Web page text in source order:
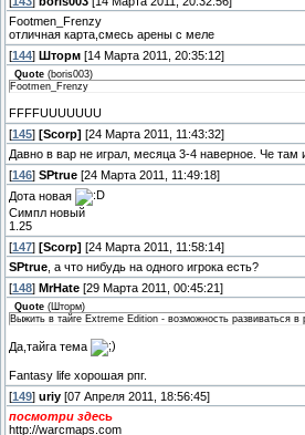
Footmen_Frenzy
отличная карта,смесь арены с меле
[144] Шторм [14 Марта 2011, 20:35:12]
Quote (boris003)
Footmen_Frenzy
FFFFUUUUUUU
[145] [Scorp] [24 Марта 2011, 11:43:32]
Давно в вар не играл, месяца 3-4 наверное. Че
[146] SPtrue [24 Марта 2011, 11:49:18]
Дота новая
Симпл новый
1.25
[147] [Scorp] [24 Марта 2011, 11:58:14]
SPtrue , а что нибудь на одного игрока есть?
[148] MrHate [29 Марта 2011, 00:45:21]
Quote (Шторм)
Выжить в тайге Extreme Edition - возможность развиваться в
Да,тайга тема
Fantasy life хорошая рпг.
[149] uriy [07 Апреля 2011, 18:56:45]
посмотри здесь
http://warcmaps.com